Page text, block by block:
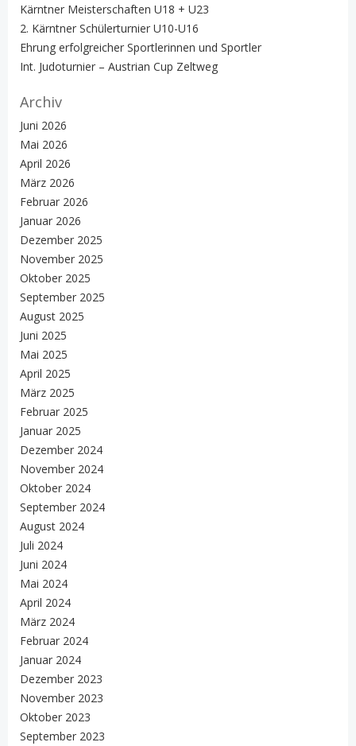
Kärntner Meisterschaften U18 + U23
2. Kärntner Schülerturnier U10-U16
Ehrung erfolgreicher Sportlerinnen und Sportler
Int. Judoturnier – Austrian Cup Zeltweg
Archiv
Juni 2026
Mai 2026
April 2026
März 2026
Februar 2026
Januar 2026
Dezember 2025
November 2025
Oktober 2025
September 2025
August 2025
Juni 2025
Mai 2025
April 2025
März 2025
Februar 2025
Januar 2025
Dezember 2024
November 2024
Oktober 2024
September 2024
August 2024
Juli 2024
Juni 2024
Mai 2024
April 2024
März 2024
Februar 2024
Januar 2024
Dezember 2023
November 2023
Oktober 2023
September 2023